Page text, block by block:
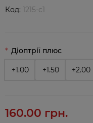
Код: 1215-c1
Діоптрії плюс
+1.00 +1.50 +2.00
160.00 грн.